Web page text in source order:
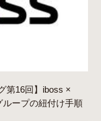
第16回】iboss ×
ループの紐付け手順